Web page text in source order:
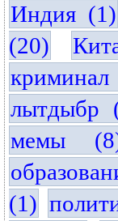
Индия (1)
(20)
лытдыбр
мемы
(1)